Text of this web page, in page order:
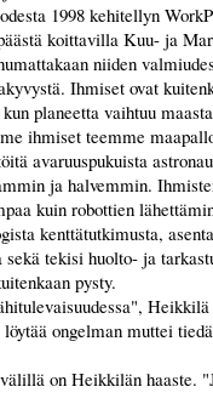
1998 kehitellyn
koittavilla Kuu- ja
niiden
Ihmiset ovat
planeetta vaihtuu
ihmiset teemme
avaruuspukuista
ja halvemmin.
kuin robottien
kenttätutkimusta,
tekisi huolto- ja
pysty.
ongelman muttei
on Heikkilän haaste.